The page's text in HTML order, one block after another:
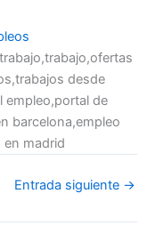
desde
empleo,portal de
barcelona,empleo
en madrid
Entrada siguiente →